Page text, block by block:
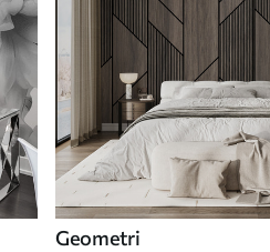
Geometri